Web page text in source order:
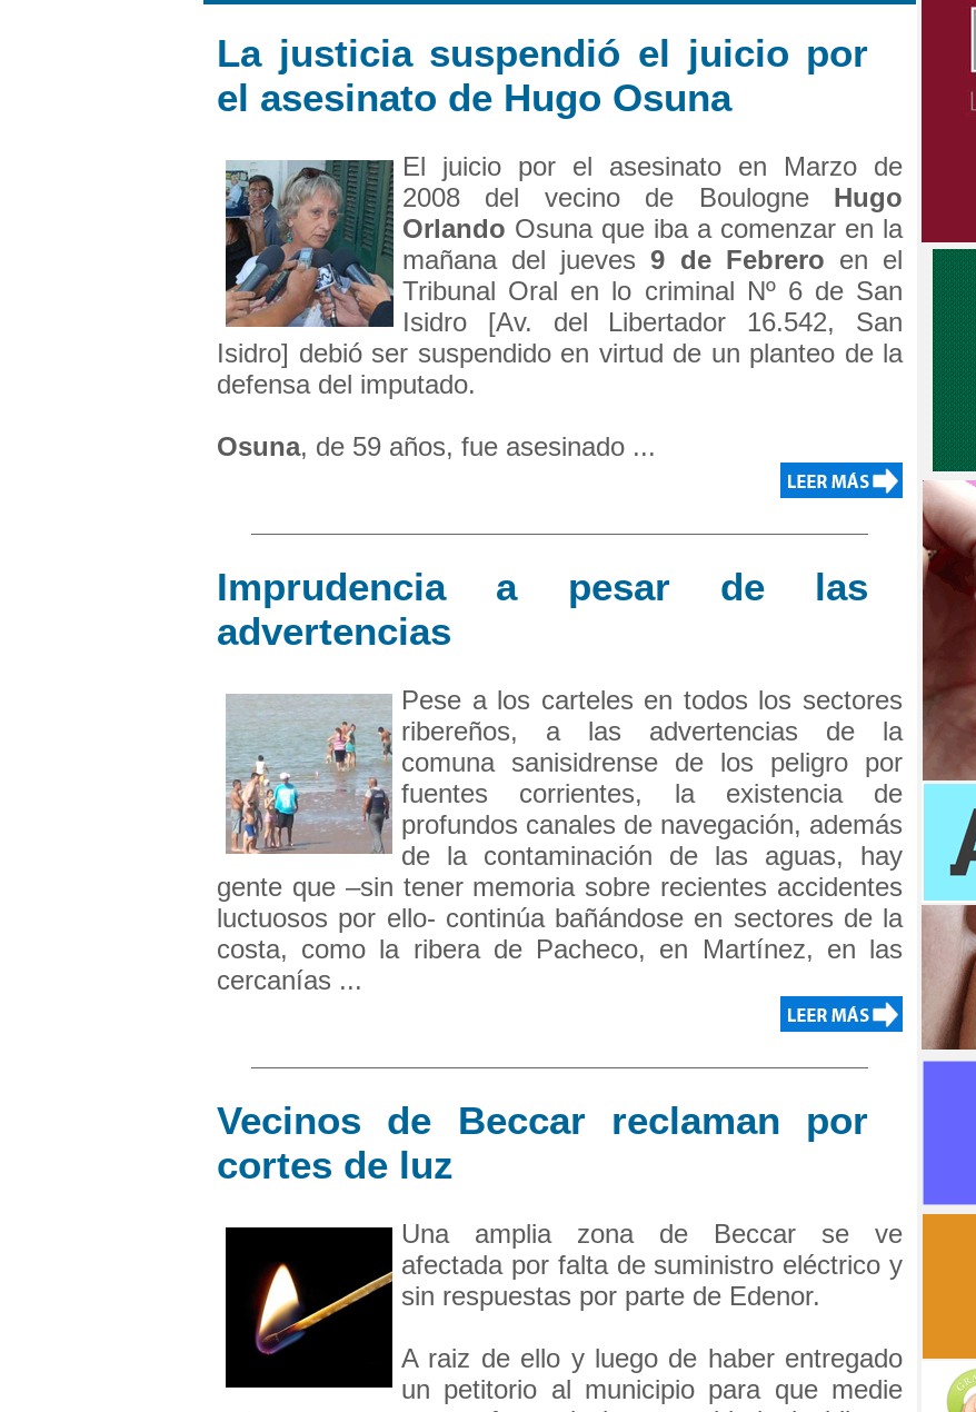
La justicia suspendió el juicio por
el asesinato de Hugo Osuna
El juicio por el asesinato en Marzo de
2008 del vecino de Boulogne Hugo
Orlando Osuna que iba a comenzar en la
mañana del jueves9 de Febrero en el
Tribunal Oral en lo criminal Nº 6 de San
Isidro [Av. del Libertador 16.542, San
Isidro] debió ser suspendido en virtud de un planteo de la
defensa del imputado.
Osuna, de 59 años, fue asesinado ...
Imprudencia a pesar de las
advertencias
Pese a los carteles en todos los sectores
ribereños, a las advertencias de la
comuna sanisidrense de los peligro por
fuentes corrientes, la existencia de
profundos canales de navegación, además
de la contaminación de las aguas, hay
gente que –sin tener memoria sobre recientes accidentes
luctuosos por ello- continúa bañándose en sectores de la
costa, como la ribera de Pacheco, en Martínez, en las
cercanías ...
Vecinos de Beccar reclaman por
cortes de luz
Una amplia zona de Beccar se ve
afectada por falta de suministro eléctrico y
sin respuestas por parte de Edenor.
A raiz de ello y luego de haber entregado
un petitorio al municipio para que medie